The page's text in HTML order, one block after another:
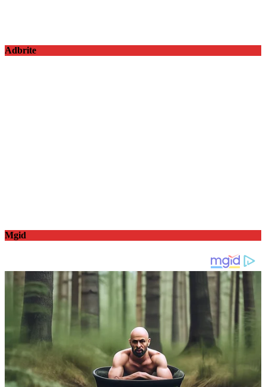
Adbrite
Mgid